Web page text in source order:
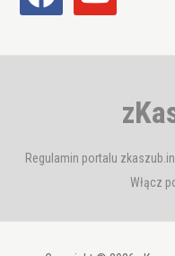
Regulamin portalu
Włącz